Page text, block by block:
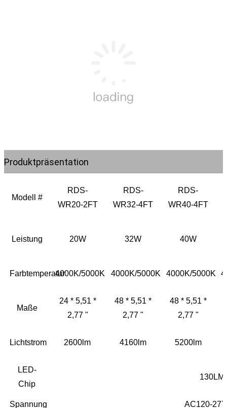
Produktpräsentation
Modell #
RDS-
WR20-2FT
RDS-
WR32-4FT
RDS-
WR40-4FT
Leistung 20W 32W 40W
Farbtemperatur4000K/5000K 4000K/5000K 4000K/5000K
Maße
24 * 5,51 *
2,77 "
48 * 5,51 *
2,77 "
48 * 5,51 *
2,77 "
Lichtstrom 2600lm 4160lm 5200lm
LED-
Chip
Spannung AC120-